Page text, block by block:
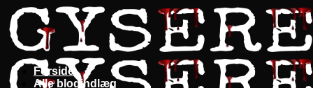
Fortsæt
til
indhold
Forside
Alle blogindlæg